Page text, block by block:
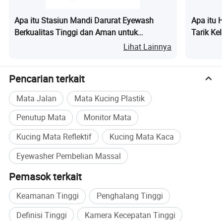
Apa itu Stasiun Mandi Darurat Eyewash
Berkualitas Tinggi dan Aman untuk
Lihat Lainnya
Apa itu
Tarik
Pencarian terkait
Mata Jalan
Mata Kucing Plastik
Penutup Mata
Monitor Mata
Kucing Mata Reflektif
Kucing Mata Kaca
Eyewasher Pembelian Massal
Pemasok terkait
Keamanan Tinggi
Penghalang Tinggi
Definisi Tinggi
Kamera Kecepatan Tinggi